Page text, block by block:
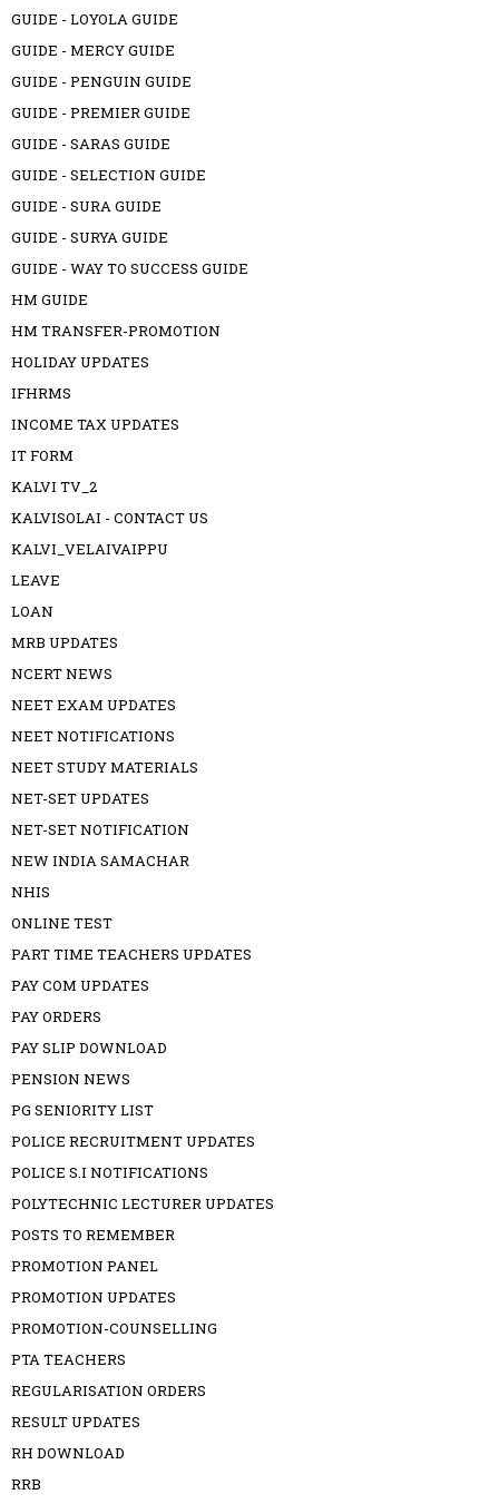
GUIDE - LOYOLA GUIDE
GUIDE - MERCY GUIDE
GUIDE - PENGUIN GUIDE
GUIDE - PREMIER GUIDE
GUIDE - SARAS GUIDE
GUIDE - SELECTION GUIDE
GUIDE - SURA GUIDE
GUIDE - SURYA GUIDE
GUIDE - WAY TO SUCCESS GUIDE
HM GUIDE
HM TRANSFER-PROMOTION
HOLIDAY UPDATES
IFHRMS
INCOME TAX UPDATES
IT FORM
KALVI TV_2
KALVISOLAI - CONTACT US
KALVI_VELAIVAIPPU
LEAVE
LOAN
MRB UPDATES
NCERT NEWS
NEET EXAM UPDATES
NEET NOTIFICATIONS
NEET STUDY MATERIALS
NET-SET UPDATES
NET-SET NOTIFICATION
NEW INDIA SAMACHAR
NHIS
ONLINE TEST
PART TIME TEACHERS UPDATES
PAY COM UPDATES
PAY ORDERS
PAY SLIP DOWNLOAD
PENSION NEWS
PG SENIORITY LIST
POLICE RECRUITMENT UPDATES
POLICE S.I NOTIFICATIONS
POLYTECHNIC LECTURER UPDATES
POSTS TO REMEMBER
PROMOTION PANEL
PROMOTION UPDATES
PROMOTION-COUNSELLING
PTA TEACHERS
REGULARISATION ORDERS
RESULT UPDATES
RH DOWNLOAD
RRB